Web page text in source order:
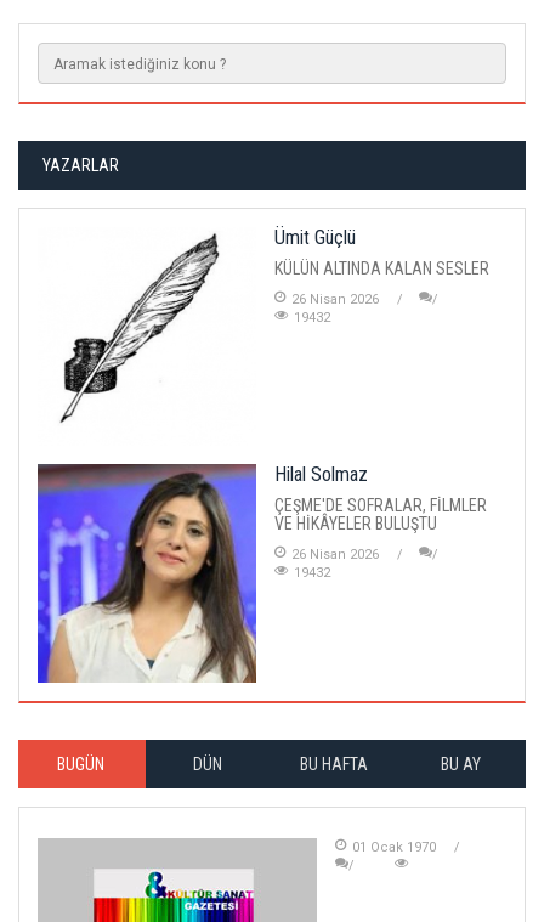
YAZARLAR
Ümit Güçlü
KÜLÜN ALTINDA KALAN SESLER
26 Nisan 2026
19432
Hilal Solmaz
ÇEŞME'DE SOFRALAR, FİLMLER
VE HİKÂYELER BULUŞTU
26 Nisan 2026
19432
BUGÜN DÜN BU HAFTA BU AY
01 Ocak 1970